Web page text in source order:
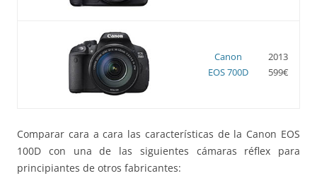
Canon
EOS 700D
2013
599€
Comparar cara a cara las características de la Canon EOS
100D con una de las siguientes cámaras réflex para
principiantes de otros fabricantes: